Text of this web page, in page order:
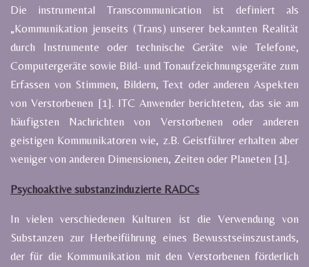
Die instrumental Transcommunication ist definiert als
„Kommunikation jenseits (Trans) unserer bekannten Realität
durch Instrumente oder technische Geräte wie Telefone,
Computergeräte sowie Bild- und Tonaufzeichnungsgeräte zum
Erfassen von Stimmen, Bildern, Text oder anderen Aspekten
von Verstorbenen [1]. ITC Anwender berichteten, das sie am
häufigsten Nachrichten von Verstorbenen oder anderen
geistigen Kommunikatoren wie, z.B. Geistführer erhalten aber
weniger von anderen Dimensionen, Zeiten oder Planeten [1].
Psychoaktive substanzinduzierte RADCs
In vielen verschiedenen Kulturen ist die Verwendung von
Substanzen zur Herbeiführung eines Bewusstseinszustands,
der für die Kommunikation mit den Verstorbenen förderlich